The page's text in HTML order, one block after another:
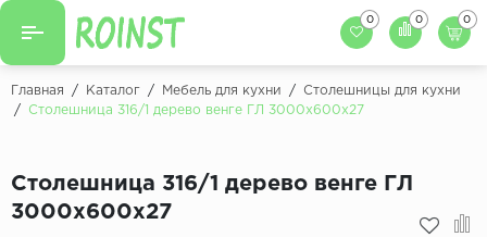
Назад Назад
Кухонный фартук
Декоры фасадов
0 0 0
Главная / Каталог / Мебель для кухни /
Столешницы для кухни
/
Столешница 316/1 дерево венге ГЛ 3000х600х27
Столешница 316/1 дерево венге ГЛ
3000х600х27